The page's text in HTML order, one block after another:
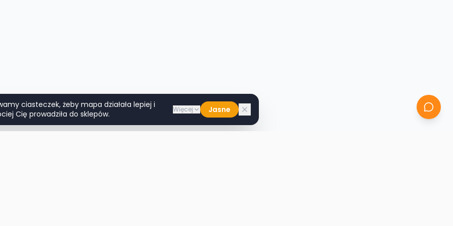
ciasteczek, żeby mapa działała lepiej i
Cię prowadziła do sklepów.
Więcej Jasne